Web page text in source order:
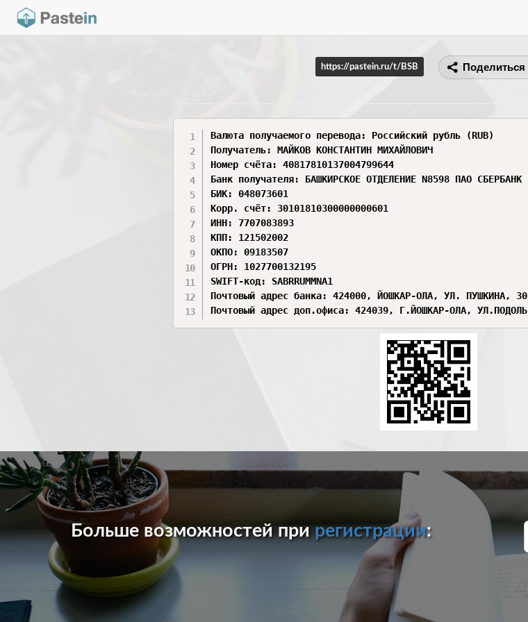
https://pastein.ru/t/BSB Поделиться
Валюта получаемого перевода: Российский рубль (RUB)
Получатель: МАЙКОВ КОНСТАНТИН МИХАЙЛОВИЧ
Номер счёта: 40817810137004799644
Банк получателя: БАШКИРСКОЕ ОТДЕЛЕНИЕ N8598 ПАО СБЕРБАНК
БИК: 048073601
Корр. счёт: 30101810300000000601
ИНН: 7707083893
КПП: 121502002
ОКПО: 09183507
ОГРН: 1027700132195
SWIFT-код: SABRRUMMNA1
Почтовый адрес банка: 424000, ЙОШКАР-ОЛА, УЛ. ПУШКИНА, 30
Больше возможностей прирегистрации: